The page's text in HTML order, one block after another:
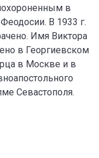
в
В 1933 г.
Имя Виктора
в Георгиевском
в Москве и в
Севастополя.